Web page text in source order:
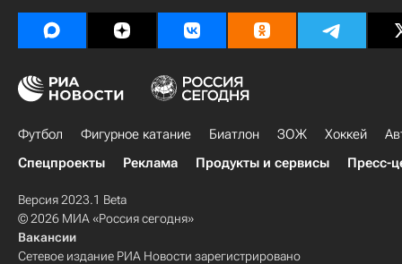
Футбол Фигурное катание Биатлон ЗОЖ Хоккей
Спецпроекты
Реклама Продукты и сервисы Пресс-
Версия 2023.1 Beta
© 2026 МИА «Россия сегодня»
Вакансии
Сетевое издание РИА Новости зарегистрировано